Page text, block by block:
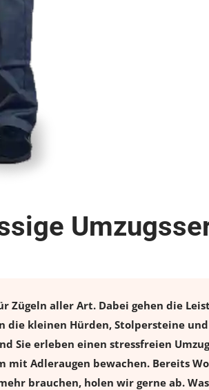
Zügeln aller Art. Dabei gehen die
die kleinen Hürden, Stolpersteine
Sie erleben einen stressfreien Umzug
Adleraugen bewachen. Bereits
brauchen, holen wir gerne ab.